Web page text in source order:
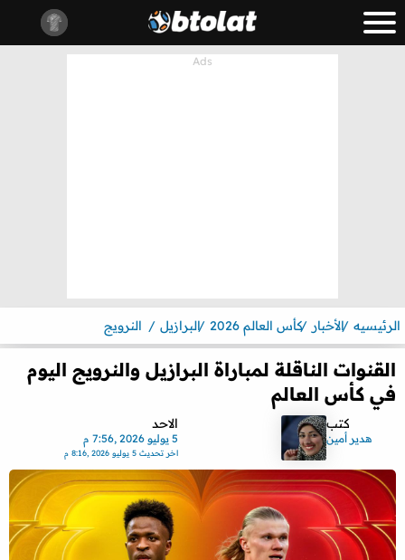
الرئيسيه الأخبار كأس العالم 2026 البرازيل النرويج
القنوات الناقلة لمباراة البرازيل والنرويج اليوم
في كأس العالم
كتب
هدير أمين
الاحد
5 يوليو 2026 ,7:56 م
اخر تحديث5 يوليو 2026 ,8:16 م